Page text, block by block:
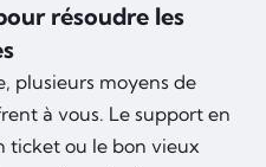
résoudre les
plusieurs moyens de
à vous. Le support en
ticket ou le bon vieux